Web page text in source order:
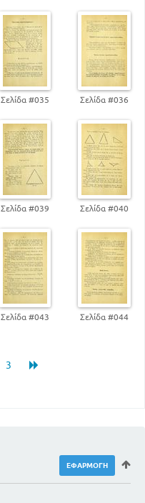
Σελίδα #035 Σελίδα #036
Σελίδα #039 Σελίδα #040
Σελίδα #043 Σελίδα #044
3